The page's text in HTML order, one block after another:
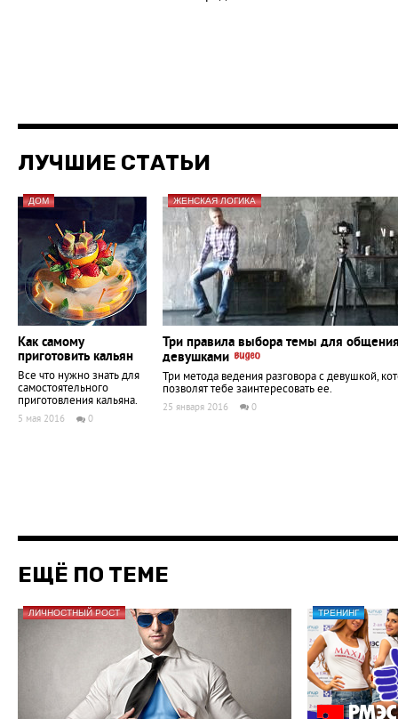
ЛУЧШИЕ СТАТЬИ
ДОМ
Как самому
приготовить кальян
Все что нужно знать для
самостоятельного
приготовления кальяна.
5 мая 2016 0
ЖЕНСКАЯ ЛОГИКА
Три правила выбора темы для
девушками
Три метода ведения разговора с девушкой,
позволят тебе заинтересовать ее.
25 января 2016 0
ЕЩЁ ПО ТЕМЕ
ЛИЧНОСТНЫЙ РОСТ ТРЕНИНГ